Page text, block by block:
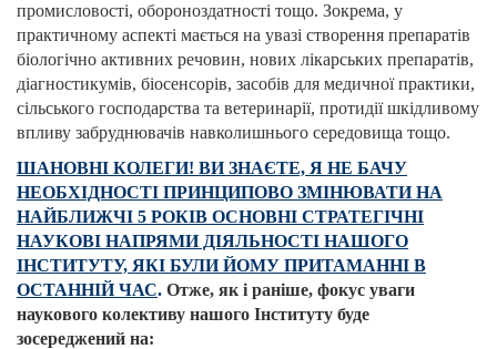
промисловості, обороноздатності тощо. Зокрема, у
практичному аспекті мається на увазі створення препаратів
біологічно активних речовин, нових лікарських препаратів,
діагностикумів, біосенсорів, засобів для медичної практики,
сільського господарства та ветеринарії, протидії шкідливому
впливу забруднювачів навколишнього середовища тощо.
ШАНОВНІ КОЛЕГИ! ВИ ЗНАЄТЕ, Я НЕ БАЧУ
НЕОБХІДНОСТІ ПРИНЦИПОВО ЗМІНЮВАТИ НА
НАЙБЛИЖЧІ 5 РОКІВ ОСНОВНІ СТРАТЕГІЧНІ
НАУКОВІ НАПРЯМИ ДІЯЛЬНОСТІ НАШОГО
ІНСТИТУТУ, ЯКІ БУЛИ ЙОМУ ПРИТАМАННІ В
ОСТАННІЙ ЧАС. Отже, як і раніше, фокус уваги
наукового колективу нашого Інституту буде
зосереджений на: